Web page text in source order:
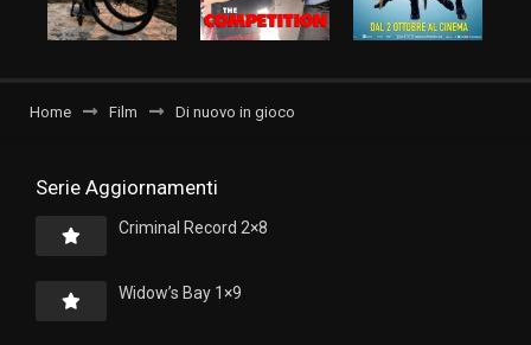
Home Film Di nuovo in gioco
Serie Aggiornamenti
Criminal Record 2×8
Widow’s Bay 1×9